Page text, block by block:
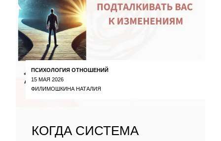
ПСИХОЛОГИЯ ОТНОШЕНИЙ
15 МАЯ 2026
ФИЛИМОШКИНА НАТАЛИЯ
КОГДА СИСТЕМА